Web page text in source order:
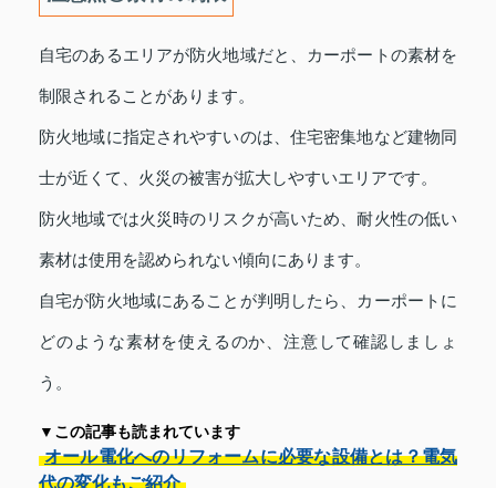
自宅のあるエリアが防火地域だと、カーポートの素材を
制限されることがあります。
防火地域に指定されやすいのは、住宅密集地など建物同
士が近くて、火災の被害が拡大しやすいエリアです。
防火地域では火災時のリスクが高いため、耐火性の低い
素材は使用を認められない傾向にあります。
自宅が防火地域にあることが判明したら、カーポートに
どのような素材を使えるのか、注意して確認しましょ
う。
▼この記事も読まれています
オール電化へのリフォームに必要な設備とは？電気
代の変化もご紹介